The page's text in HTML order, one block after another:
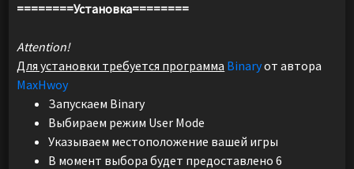
========Установка========
Attention!
Для установки требуется программа Binaryот автора
MaxHwoy
Запускаем Binary
Выбираем режим User Mode
Указываем местоположение вашей игры
В момент выбора будет предоставлено 6